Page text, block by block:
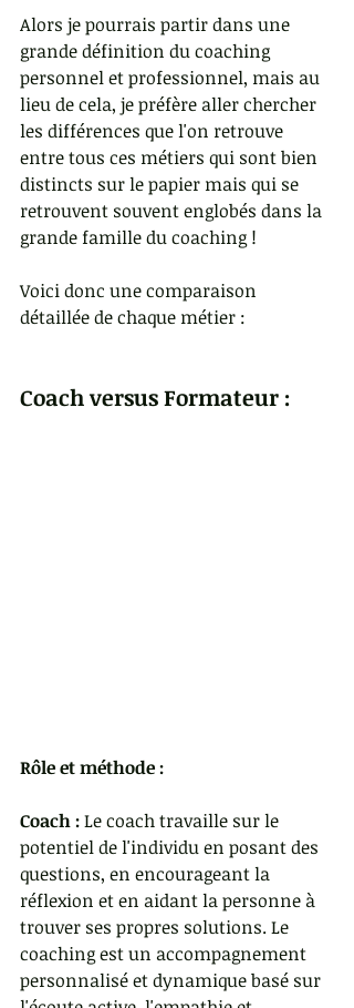
Alors je pourrais partir dans une
grande définition du coaching
personnel et professionnel, mais au
lieu de cela, je préfère aller chercher
les différences que l'on retrouve
entre tous ces métiers qui sont bien
distincts sur le papier mais qui se
retrouvent souvent englobés dans la
grande famille du coaching !
Voici donc une comparaison
détaillée de chaque métier :
Coach versus Formateur :
Rôle et méthode :
Coach : Le coach travaille sur le
potentiel de l'individu en posant des
questions, en encourageant la
réflexion et en aidant la personne à
trouver ses propres solutions. Le
coaching est un accompagnement
personnalisé et dynamique basé sur